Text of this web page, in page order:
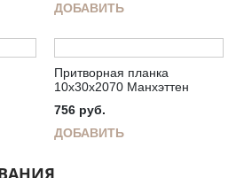
ДОБАВИТЬ
Притворная планка
10х30х2070 Манхэттен
756 руб.
ДОБАВИТЬ